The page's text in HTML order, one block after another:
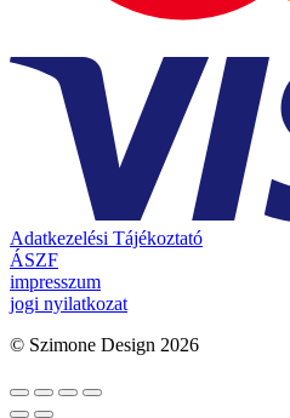
Adatkezelési Tájékoztató
ÁSZF
impresszum
jogi nyilatkozat
© Szimone Design 2026